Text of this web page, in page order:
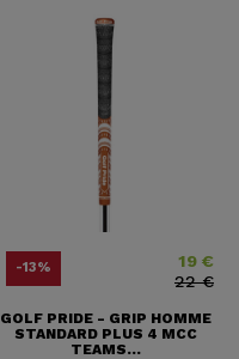
-13% Price19 €
Regular
22 €
GOLF PRIDE - GRIP HOMME
STANDARD PLUS 4 MCC
TEAMS...